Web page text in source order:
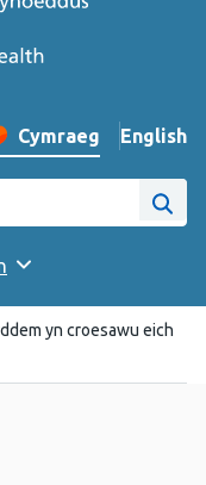
iaith y wefan
Cymraeg English
–
yn croesawu eich